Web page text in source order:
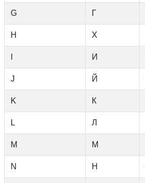
G Г
H Х
И
J Й
K К
L Л
M М
N Н